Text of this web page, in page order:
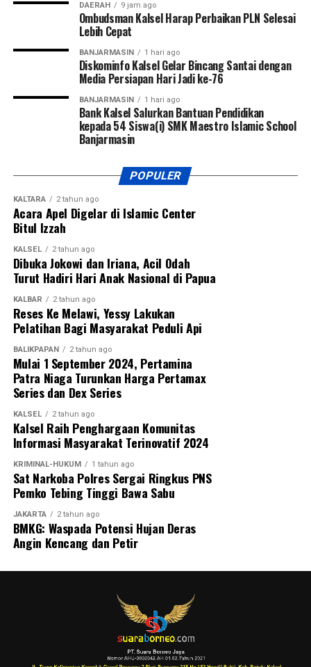
DAERAH 9 jam ago
Ombudsman Kalsel Harap Perbaikan PLN Selesai
Lebih Cepat
BANJARMASIN 1 hari ago
Diskominfo Kalsel Gelar Bincang Santai dengan
Media Persiapan Hari Jadi ke-76
BANJARMASIN 1 hari ago
Bank Kalsel Salurkan Bantuan Pendidikan
kepada 54 Siswa(i) SMK Maestro Islamic School
Banjarmasin
POPULER
KALTARA 2 tahun ago
Acara Apel Digelar di Islamic Center
Bitul Izzah
KALSEL 2 tahun ago
Dibuka Jokowi dan Iriana, Acil Odah
Turut Hadiri Hari Anak Nasional di Papua
KALBAR 2 tahun ago
Reses Ke Melawi, Yessy Lakukan
Pelatihan Bagi Masyarakat Peduli Api
BALIKPAPAN 2 tahun ago
Mulai 1 September 2024, Pertamina
Patra Niaga Turunkan Harga Pertamax
Series dan Dex Series
KALSEL 2 tahun ago
Kalsel Raih Penghargaan Komunitas
Informasi Masyarakat Terinovatif 2024
KRIMINAL-HUKUM 1 tahun ago
Sat Narkoba Polres Sergai Ringkus PNS
Pemko Tebing Tinggi Bawa Sabu
JAKARTA 2 tahun ago
BMKG: Waspada Potensi Hujan Deras
Angin Kencang dan Petir